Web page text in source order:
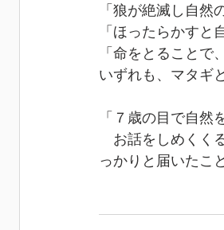
「狼が絶滅し自然
「ほったらかすと
「命をとること
いずれも、マタギ
「７歳の目で自然
お話をしめくく
っかりと届いたこ